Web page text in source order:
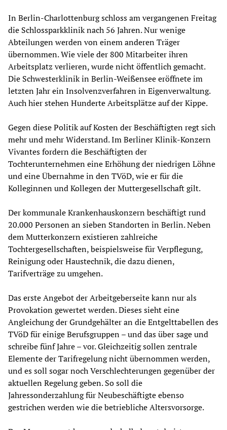
In Berlin-Charlottenburg schloss am vergangenen Freitag
die Schlossparkklinik nach 56 Jahren. Nur wenige
Abteilungen werden von einem anderen Träger
übernommen. Wie viele der 800 Mitarbeiter ihren
Arbeitsplatz verlieren, wurde nicht öffentlich gemacht.
Die Schwesterklinik in Berlin-Weißensee eröffnete im
letzten Jahr ein Insolvenzverfahren in Eigenverwaltung.
Auch hier stehen Hunderte Arbeitsplätze auf der Kippe.
Gegen diese Politik auf Kosten der Beschäftigten regt sich
mehr und mehr Widerstand. Im Berliner Klinik-Konzern
Vivantes fordern die Beschäftigten der
Tochterunternehmen eine Erhöhung der niedrigen Löhne
und eine Übernahme in den TVöD, wie er für die
Kolleginnen und Kollegen der Muttergesellschaft gilt.
Der kommunale Krankenhauskonzern beschäftigt rund
20.000 Personen an sieben Standorten in Berlin. Neben
dem Mutterkonzern existieren zahlreiche
Tochtergesellschaften, beispielsweise für Verpflegung,
Reinigung oder Haustechnik, die dazu dienen,
Tarifverträge zu umgehen.
Das erste Angebot der Arbeitgeberseite kann nur als
Provokation gewertet werden. Dieses sieht eine
Angleichung der Grundgehälter an die Entgelttabellen des
TVöD für einige Berufsgruppen – und das über sage und
schreibe fünf Jahre – vor. Gleichzeitig sollen zentrale
Elemente der Tarifregelung nicht übernommen werden,
und es soll sogar noch Verschlechterungen gegenüber der
aktuellen Regelung geben. So soll die
Jahressonderzahlung für Neubeschäftigte ebenso
gestrichen werden wie die betriebliche Altersvorsorge.